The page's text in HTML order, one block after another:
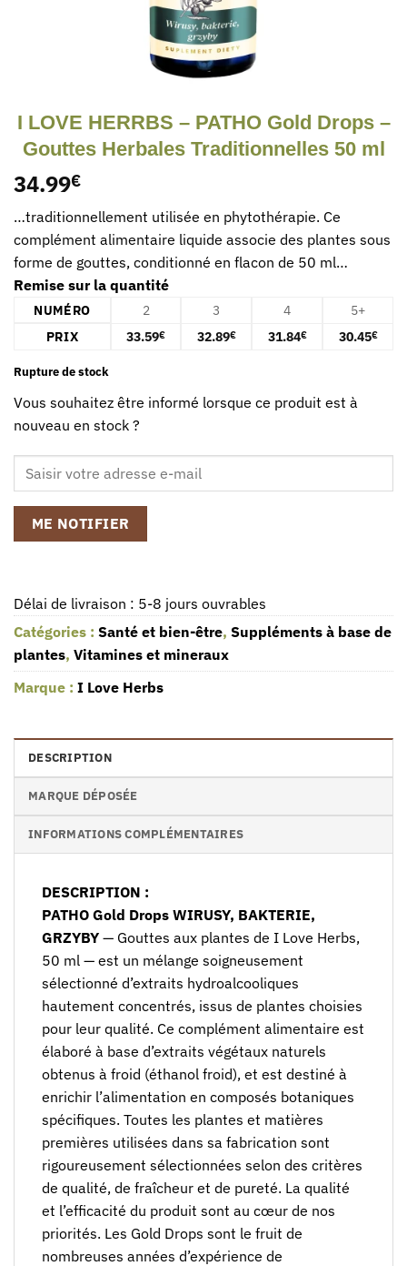
I LOVE HERRBS – PATHO Gold Drops –
Gouttes Herbales Traditionnelles 50 ml
34.99€
…traditionnellement utilisée en phytothérapie. Ce
complément alimentaire liquide associe des plantes sous
forme de gouttes, conditionné en flacon de 50 ml…
Remise sur la quantité
NUMÉRO 2 3 4
5+
PRIX
33.59€ 32.89€ 31.84€ 30.45€
Rupture de stock
Vous souhaitez être informé lorsque ce produit est à
nouveau en stock ?
ME NOTIFIER
Délai de livraison : 5-8 jours ouvrables
Catégories : Santé et bien-être, Suppléments à base de
plantes, Vitamines et mineraux
Marque : I Love Herbs
DESCRIPTION
MARQUE DÉPOSÉE
INFORMATIONS COMPLÉMENTAIRES
DESCRIPTION :
PATHO Gold Drops WIRUSY, BAKTERIE,
GRZYBY — Gouttes aux plantes de I Love Herbs,
50 ml — est un mélange soigneusement
sélectionné d’extraits hydroalcooliques
hautement concentrés, issus de plantes choisies
pour leur qualité. Ce complément alimentaire est
élaboré à base d’extraits végétaux naturels
obtenus à froid (éthanol froid), et est destiné à
enrichir l’alimentation en composés botaniques
spécifiques. Toutes les plantes et matières
premières utilisées dans sa fabrication sont
rigoureusement sélectionnées selon des critères
de qualité, de fraîcheur et de pureté. La qualité
et l’efficacité du produit sont au cœur de nos
priorités. Les Gold Drops sont le fruit de
nombreuses années d’expérience de